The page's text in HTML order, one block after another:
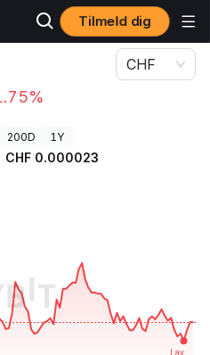
Tilmeld dig
CHF
200D 1Y
CHF 0.000023